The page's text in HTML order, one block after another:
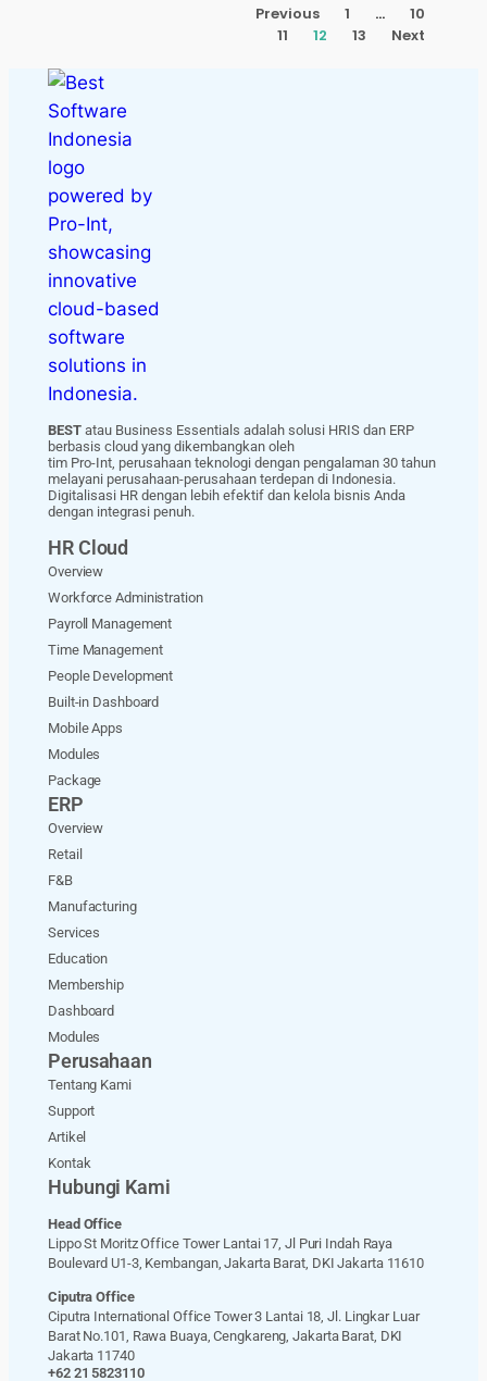
Previous 1 …
10
11
12 13 Next
BEST atau Business Essentials adalah solusi HRIS dan ERP
berbasis cloud yang dikembangkan oleh
tim Pro-Int, perusahaan teknologi dengan pengalaman 30 tahun
melayani perusahaan-perusahaan terdepan di Indonesia.
Digitalisasi HR dengan lebih efektif dan kelola bisnis Anda
dengan integrasi penuh.
HR Cloud
Overview
Workforce Administration
Payroll Management
Time Management
People Development
Built-in Dashboard
Mobile Apps
Modules
Package
ERP
Overview
Retail
F&B
Manufacturing
Services
Education
Membership
Dashboard
Modules
Perusahaan
Tentang Kami
Support
Artikel
Kontak
Hubungi Kami
Head Office
Lippo St Moritz Office Tower Lantai 17, Jl Puri Indah Raya
Boulevard U1-3, Kembangan, Jakarta Barat, DKI Jakarta 11610
Ciputra Office
Ciputra International Office Tower 3 Lantai 18, Jl. Lingkar Luar
Barat No.101, Rawa Buaya, Cengkareng, Jakarta Barat, DKI
Jakarta 11740
+62 21 5823110